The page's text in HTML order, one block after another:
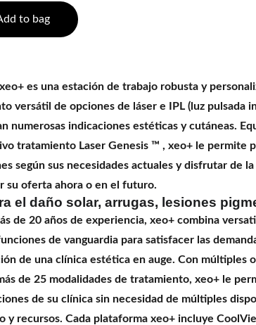
to bag
es una estación de trabajo robusta y
versátil de opciones de láser e IPL (luz pulsada
numerosas indicaciones estéticas y cutáneas.
tratamiento Laser Genesis ™ , xeo+ le permite
según sus necesidades actuales y disfrutar de
su oferta ahora o en el futuro.
el daño solar, arrugas, lesiones
de 20 años de experiencia, xeo+ combina
de vanguardia para satisfacer las
de una clínica estética en auge. Con múltiples
de 25 modalidades de tratamiento, xeo+ le
de su clínica sin necesidad de múltiples
y recursos. Cada plataforma xeo+ incluye